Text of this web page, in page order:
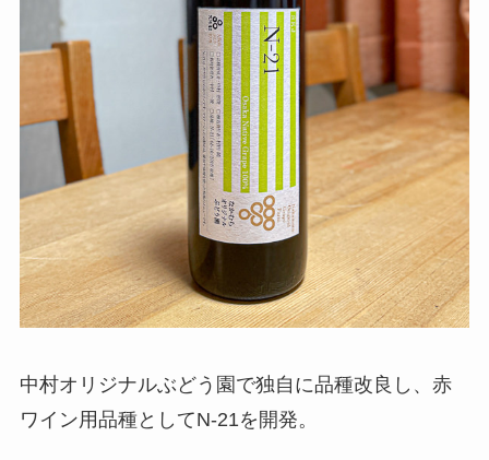
中村オリジナルぶどう園で独自に品種改良し、赤
ワイン用品種としてN-21を開発。